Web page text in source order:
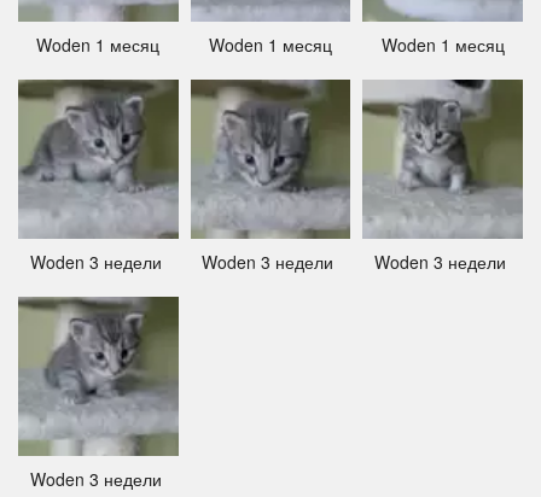
Woden 1 месяц Woden 1 месяц Woden 1 месяц
Woden 3 недели ­ Woden 3 недели ­ Woden 3 недели ­
Woden 3 недели ­